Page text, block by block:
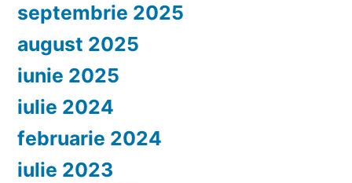
septembrie 2025
august 2025
iunie 2025
iulie 2024
februarie 2024
iulie 2023